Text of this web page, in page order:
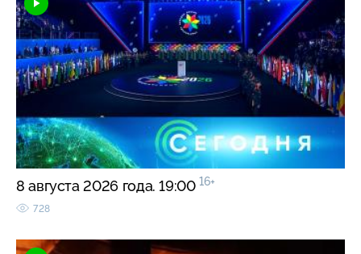
8 августа 2026 года. 19:00 16+
728